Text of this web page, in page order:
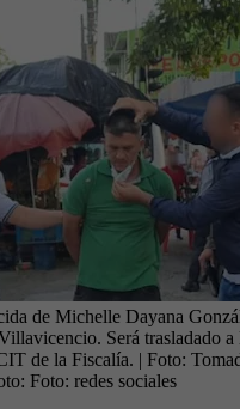
de Michelle Dayana
Será trasladado a
de la Fiscalía. | Foto:
Foto: redes sociales